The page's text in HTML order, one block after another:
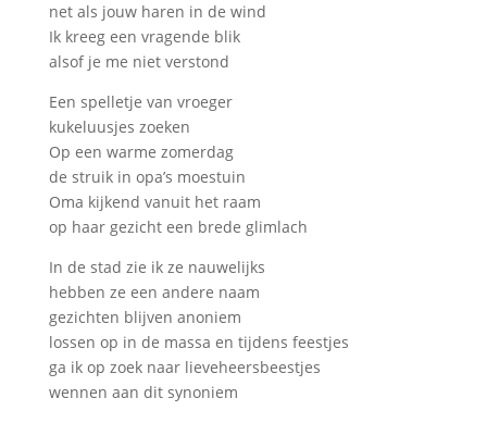
net als jouw haren in de wind
Ik kreeg een vragende blik
alsof je me niet verstond
Een spelletje van vroeger
kukeluusjes zoeken
Op een warme zomerdag
de struik in opa’s moestuin
Oma kijkend vanuit het raam
op haar gezicht een brede glimlach
In de stad zie ik ze nauwelijks
hebben ze een andere naam
gezichten blijven anoniem
lossen op in de massa en tijdens feestjes
ga ik op zoek naar lieveheersbeestjes
wennen aan dit synoniem